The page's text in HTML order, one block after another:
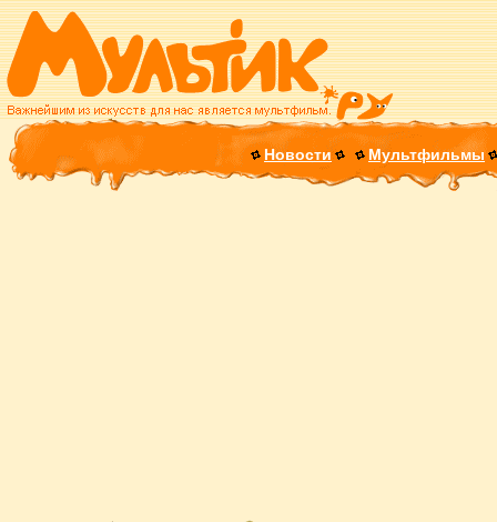
Новости Мультфильмы